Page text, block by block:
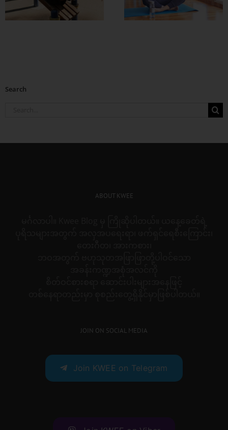
စိတ်ကူးရှိလား
တို့ ထိပ်တိုက်တွေ့
Search
ABOUT KWEE
JOIN ON SOCIAL MEDIA
Join KWEE on Telegram